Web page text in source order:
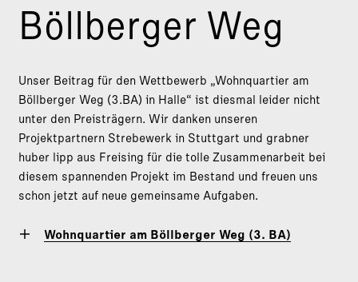
Böllberger Weg
Unser Beitrag für den Wettbewerb „Wohnquartier am
Böllberger Weg (3.BA) in Halle“ ist diesmal leider nicht
unter den Preisträgern. Wir danken unseren
Projektpartnern Strebewerk in Stuttgart und grabner
huber lipp aus Freising für die tolle Zusammenarbeit bei
diesem spannenden Projekt im Bestand und freuen uns
schon jetzt auf neue gemeinsame Aufgaben.
Wohnquartier am Böllberger Weg (3. BA)